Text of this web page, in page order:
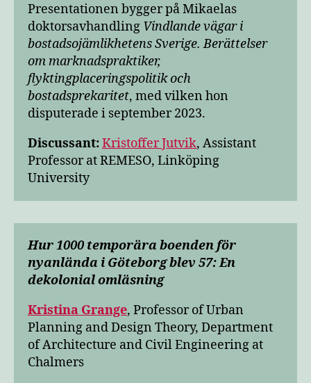
Presentationen bygger på Mikaelas
doktorsavhandling Vindlande vägar i
bostadsojämlikhetens Sverige. Berättelser
om marknadspraktiker,
flyktingplaceringspolitik och
bostadsprekaritet, med vilken hon
disputerade i september 2023.
Discussant:Kristoffer Jutvik, Assistant
Professor at REMESO, Linköping
University
Hur 1000 temporära boenden för
nyanlända i Göteborg blev 57: En
dekolonial omläsning
Kristina Grange, Professor of Urban
Planning and Design Theory, Department
of Architecture and Civil Engineering at
Chalmers